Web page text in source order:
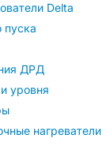
Delta
пуска
ДРД
уровня
нагреватели